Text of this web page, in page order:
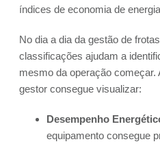
índices de economia de
No dia a dia da gestão de
classificações ajudam a
mesmo da operação
gestor consegue visualizar:
Desempenho
equipamento consegue